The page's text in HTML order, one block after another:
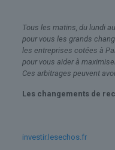
Tous les matins, du lundi
pour vous les grands
les entreprises cotées à
pour vous aider à
Ces arbitrages peuvent
Les changements de
investir.lesechos.fr